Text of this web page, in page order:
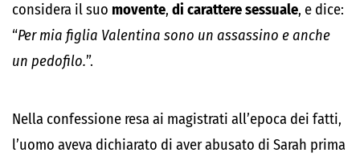
considera il suo movente, di carattere sessuale, e dice:
“Per mia figlia Valentina sono un assassino e anche
un pedofilo.”.
Nella confessione resa ai magistrati all’epoca dei fatti,
l’uomo aveva dichiarato di aver abusato di Sarah prima